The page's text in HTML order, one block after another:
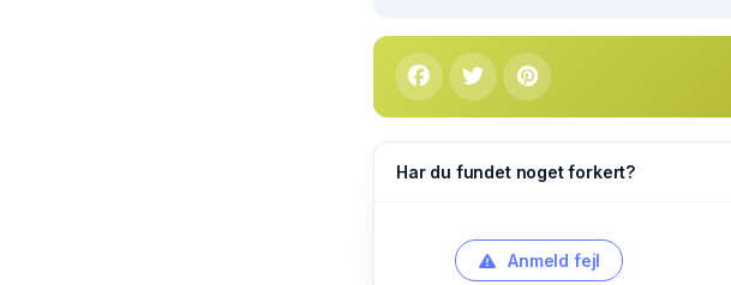
Har du fundet noget forkert?
Anmeld fejl